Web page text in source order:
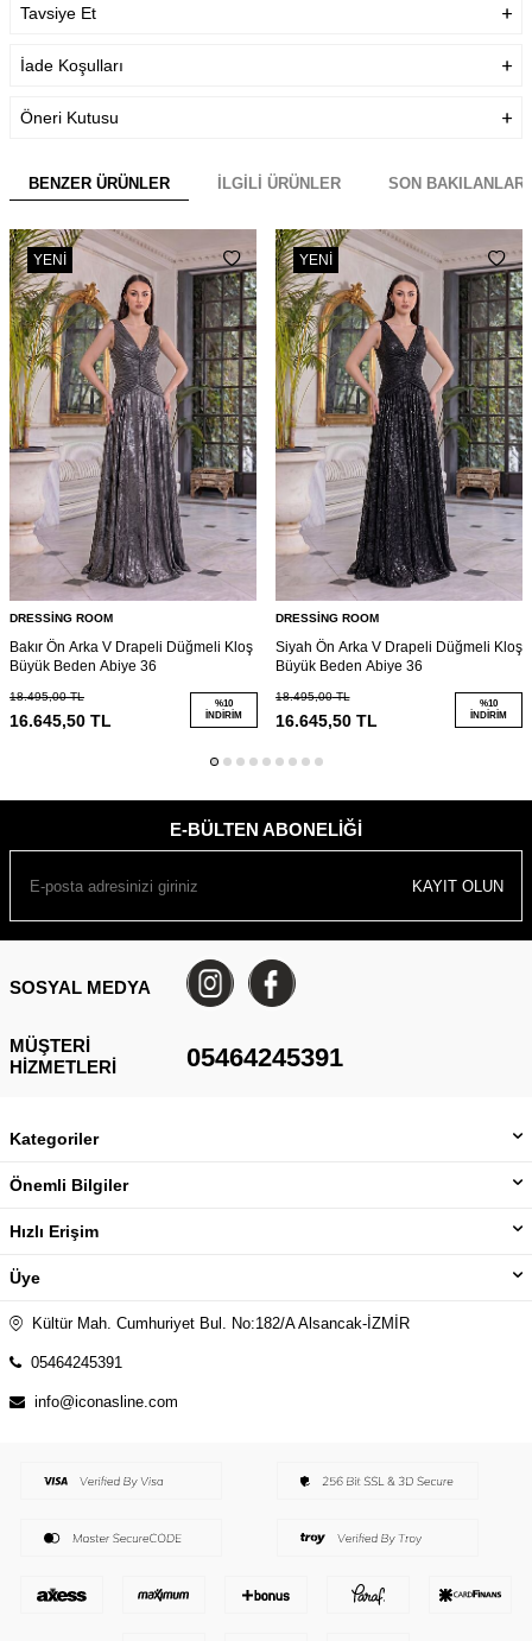
Tavsiye Et
İade Koşulları
Öneri Kutusu
BENZER ÜRÜNLER İLGILI ÜRÜNLER SON BAKILANLAR
YENI
DRESSİNG ROOM
Bakır Ön Arka V Drapeli Düğmeli Kloş
Büyük Beden Abiye 36
18.495,00TL
16.645,50 TL
%10
İNDIRIM
YENI
DRESSİNG ROOM
Siyah Ön Arka V Drapeli Düğmeli Kloş
Büyük Beden Abiye 36
18.495,00TL
16.645,50TL
%10
İNDIRIM
E-BÜLTEN ABONELIĞI
KAYIT OLUN
SOSYAL MEDYA
MÜŞTERI
HIZMETLERI
05464245391
Kategoriler
Önemli Bilgiler
Hızlı Erişim
Üye
Kültür Mah. Cumhuriyet Bul. No:182/A Alsancak-İZMİR
05464245391
info@iconasline.com